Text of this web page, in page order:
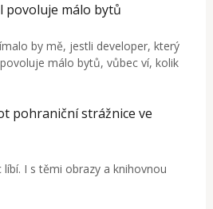
povoluje málo bytů
by mě, jestli developer, který
málo bytů, vůbec ví, kolik
pohraniční strážnice ve
I s těmi obrazy a knihovnou